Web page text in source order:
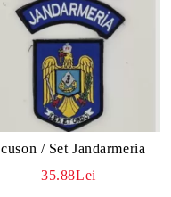
/ Set Jandarmeria
35.88Lei